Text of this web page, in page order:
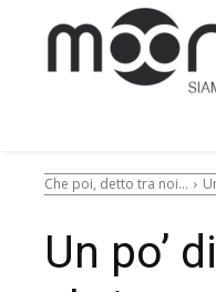
Che poi, detto tra noi...
Un po’